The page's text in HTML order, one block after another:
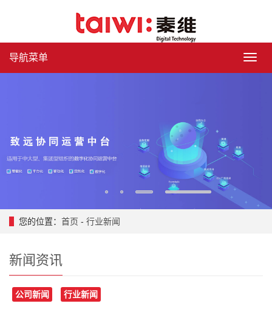
导
导航菜单
4
您的位置： 首页 - 行业新闻
新闻资讯
公司新闻 行业新闻